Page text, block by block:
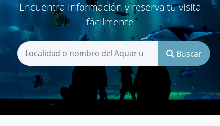
Encuentra información y reserva tu visita
fácilmente
Buscar